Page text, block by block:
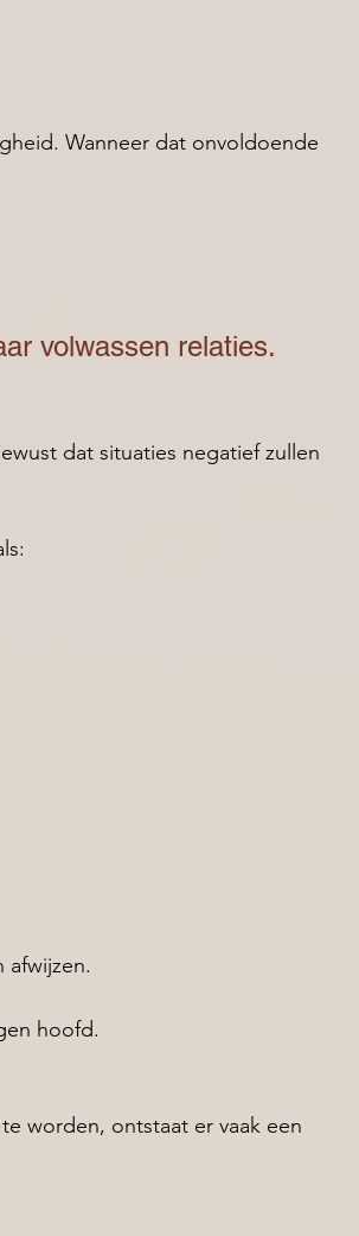
Wanneer dat onvoldoende
volwassen relaties.
dat situaties negatief zullen
afwijzen.
hoofd.
worden, ontstaat er vaak een